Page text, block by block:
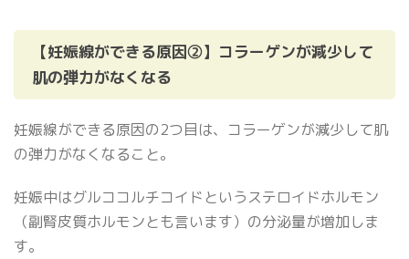
【妊娠線ができる原因②】コラーゲンが減少して
肌の弾力がなくなる
妊娠線ができる原因の2つ目は、コラーゲンが減少して肌
の弾力がなくなること。
妊娠中はグルココルチコイドというステロイドホルモン
（副腎皮質ホルモンとも言います）の分泌量が増加しま
す。